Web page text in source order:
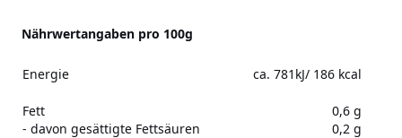
Nährwertangaben pro 100g
Energie ca. 781kJ/ 186 kcal
Fett
- davon gesättigte Fettsäuren
0,6 g
0,2 g